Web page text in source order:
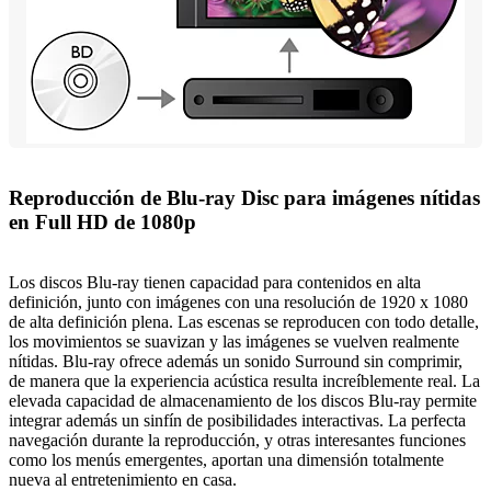
Reproducción de Blu-ray Disc para imágenes nítidas
en Full HD de 1080p
Los discos Blu-ray tienen capacidad para contenidos en alta
definición, junto con imágenes con una resolución de 1920 x 1080
de alta definición plena. Las escenas se reproducen con todo detalle,
los movimientos se suavizan y las imágenes se vuelven realmente
nítidas. Blu-ray ofrece además un sonido Surround sin comprimir,
de manera que la experiencia acústica resulta increíblemente real. La
elevada capacidad de almacenamiento de los discos Blu-ray permite
integrar además un sinfín de posibilidades interactivas. La perfecta
navegación durante la reproducción, y otras interesantes funciones
como los menús emergentes, aportan una dimensión totalmente
nueva al entretenimiento en casa.